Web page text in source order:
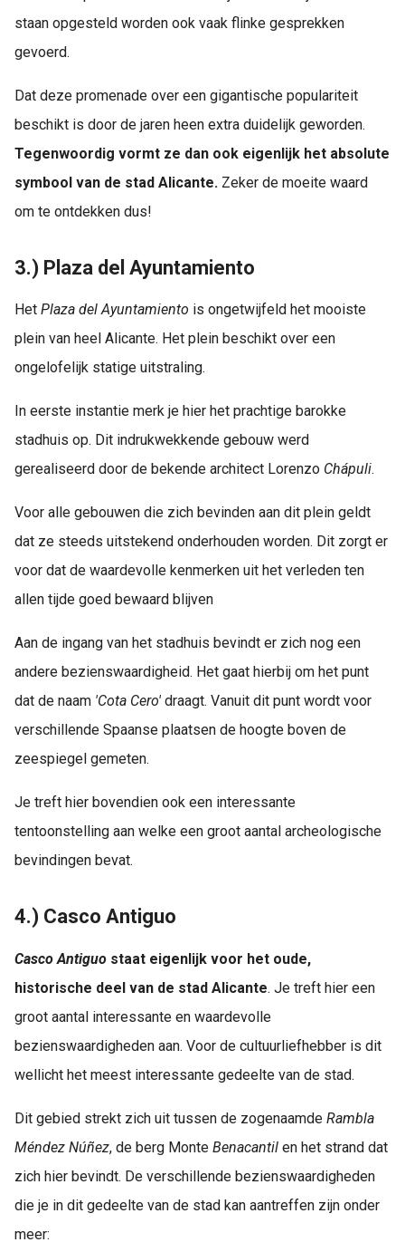
staan opgesteld worden ook vaak flinke gesprekken
gevoerd.
Dat deze promenade over een gigantische populariteit
beschikt is door de jaren heen extra duidelijk geworden.
Tegenwoordig vormt ze dan ook eigenlijk het absolute
symbool van de stad Alicante. Zeker de moeite waard
om te ontdekken dus!
3.) Plaza del Ayuntamiento
Het Plaza del Ayuntamiento is ongetwijfeld het mooiste
plein van heel Alicante. Het plein beschikt over een
ongelofelijk statige uitstraling.
In eerste instantie merk je hier het prachtige barokke
stadhuis op. Dit indrukwekkende gebouw werd
gerealiseerd door de bekende architect Lorenzo Chápuli.
Voor alle gebouwen die zich bevinden aan dit plein geldt
dat ze steeds uitstekend onderhouden worden. Dit zorgt er
voor dat de waardevolle kenmerken uit het verleden ten
allen tijde goed bewaard blijven
Aan de ingang van het stadhuis bevindt er zich nog een
andere bezienswaardigheid. Het gaat hierbij om het punt
dat de naam 'Cota Cero' draagt. Vanuit dit punt wordt voor
verschillende Spaanse plaatsen de hoogte boven de
zeespiegel gemeten.
Je treft hier bovendien ook een interessante
tentoonstelling aan welke een groot aantal archeologische
bevindingen bevat.
4.) Casco Antiguo
Casco Antiguo staat eigenlijk voor het oude,
historische deel van de stad Alicante. Je treft hier een
groot aantal interessante en waardevolle
bezienswaardigheden aan. Voor de cultuurliefhebber is dit
wellicht het meest interessante gedeelte van de stad.
Dit gebied strekt zich uit tussen de zogenaamde Rambla
Méndez Núñez, de berg Monte Benacantil en het strand dat
zich hier bevindt. De verschillende bezienswaardigheden
die je in dit gedeelte van de stad kan aantreffen zijn onder
meer: